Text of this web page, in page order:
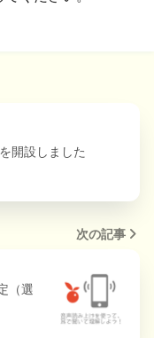
開設しました
次の記事
（選